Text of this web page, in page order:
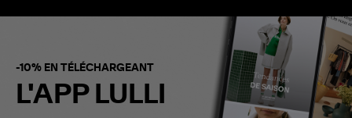
-10% EN TÉLÉCHARGEANT
L'APP LULLI